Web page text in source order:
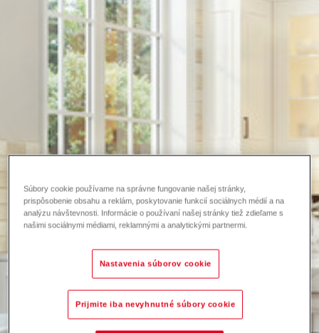
Súbory cookie používame na správne fungovanie našej stránky,
prispôsobenie obsahu a reklám, poskytovanie funkcií sociálnych médií a na
analýzu návštevnosti. Informácie o používaní našej stránky tiež zdieľame s
našimi sociálnymi médiami, reklamnými a analytickými partnermi.
Nastavenia súborov cookie
Prijmite iba nevyhnutné súbory cookie